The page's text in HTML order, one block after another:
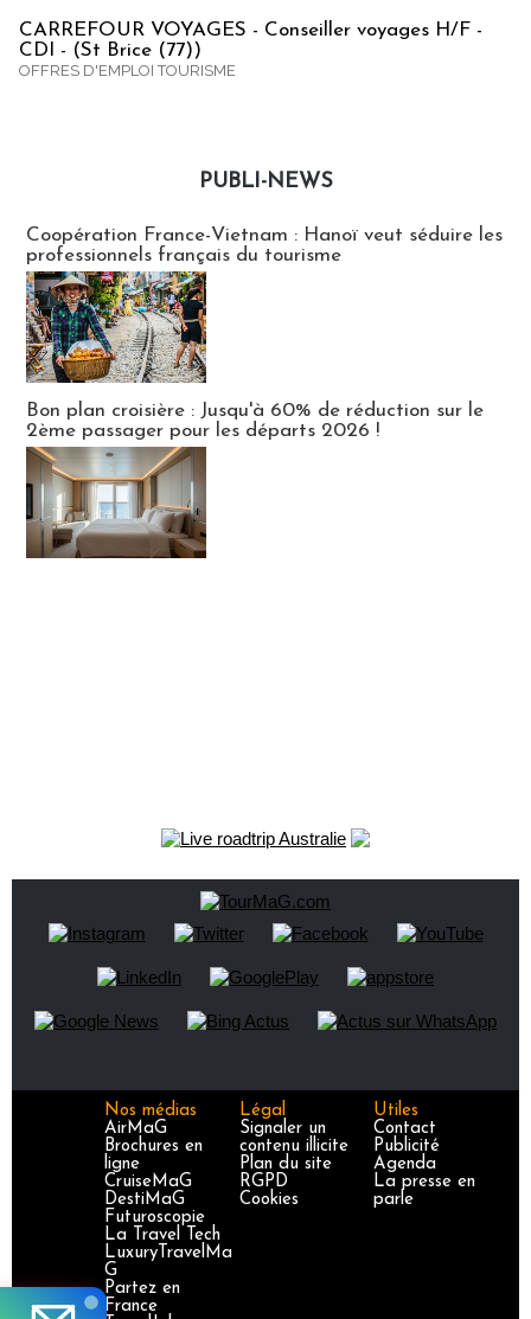
CARREFOUR VOYAGES - Conseiller voyages H/F -
CDI - (St Brice (77))
OFFRES D'EMPLOI TOURISME
PUBLI-NEWS
Coopération France-Vietnam : Hanoï veut séduire les
professionnels français du tourisme
Bon plan croisière : Jusqu'à 60% de réduction sur le
2ème passager pour les départs 2026 !
Nos médias
AirMaG
Brochures en
ligne
CruiseMaG
DestiMaG
Futuroscopie
La Travel Tech
LuxuryTravelMa
G
Partez en
France
Légal
Signaler un
contenu illicite
Plan du site
RGPD
Cookies
Utiles
Contact
Publicité
Agenda
La presse en
parle